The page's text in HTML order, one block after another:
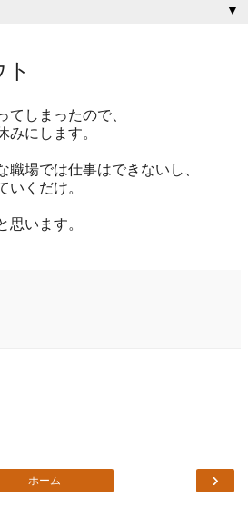
▼
しまったので、
にします。
場では仕事はできないし、
くだけ。
います。
›
ホーム